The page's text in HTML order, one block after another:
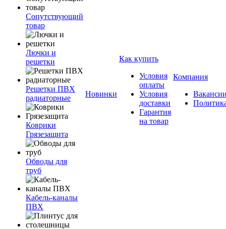
Сопутствующий
товар
Лючки и
решетки
Решетки ПВХ
радиаторные
Коврики
Грязезащита
Обводы для
труб
Кабель-каналы
ПВХ
Новинки
Как купить
Условия
оплаты
Условия
доставки
Гарантия
на товар
Компания